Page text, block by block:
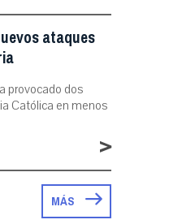
ataques
provocado dos
Católica en menos
>
MÁS